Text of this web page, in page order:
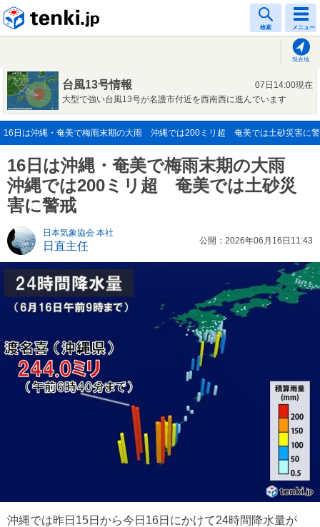
検索 メニュー
現在地
台風13号情報
07日14:00現在
大型で強い台風13号が名護市付近を西南西に進んでいます
16日は沖縄・奄美で梅雨末期の大雨 沖縄では200ミリ超 奄美では土砂災害に
16日は沖縄・奄美で梅雨末期の大雨
沖縄では200ミリ超 奄美では土砂災
害に警戒
日本気象協会 本社
日直主任 公開：2026年06月16日11:43
沖縄では昨日15日から今日16日にかけて24時間降水量が